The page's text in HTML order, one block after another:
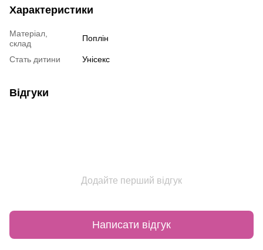
Характеристики
Матеріал,
склад
Поплін
Стать дитини Унісекс
Відгуки
Додайте перший відгук
Написати відгук